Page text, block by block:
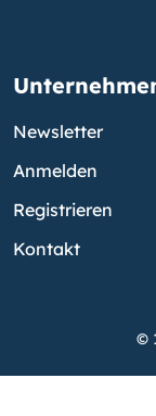
Newsletter
Anmelden
Registrieren
Kontakt
©